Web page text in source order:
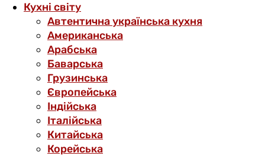
Кухні світу
Автентична українська кухня
Американська
Арабська
Баварська
Грузинська
Європейська
Індійська
Італійська
Китайська
Корейська